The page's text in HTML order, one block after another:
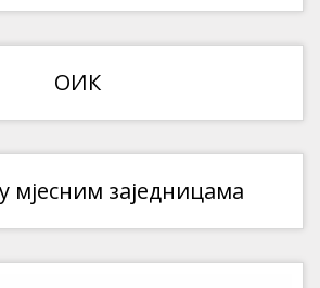
ОИК
мјесним заједницама